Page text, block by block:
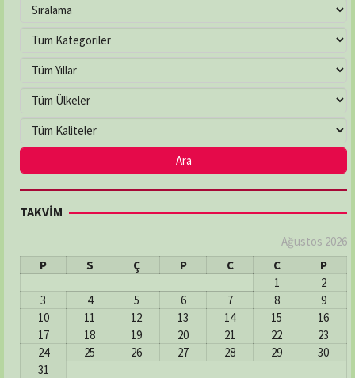
TAKVİM
Ağustos 2026
P
S Ç P C C
P
1
2
3
4 5 6 7 8
9
10
11 12 13 14 15
16
17
18 19 20 21 22
23
24
25 26 27 28 29
30
31